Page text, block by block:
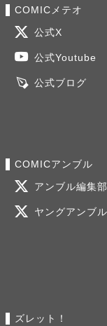
COMICメテオ
公式X
公式Youtube
公式ブログ
COMICアンブル
アンブル編集部
ヤングアンブ
ズレット！